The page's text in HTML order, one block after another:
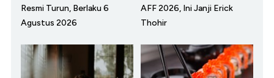
Resmi Turun, Berlaku 6
Agustus 2026
AFF 2026, Ini Janji Erick
Thohir